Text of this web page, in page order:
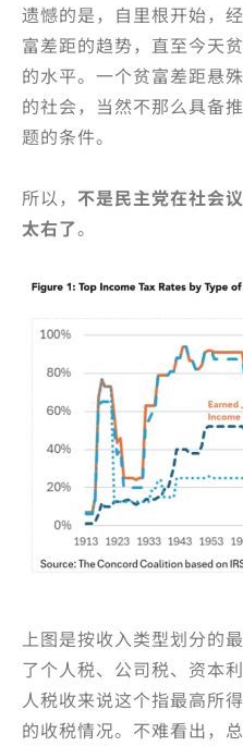
遗憾的是，自里根开始，
富差距的趋势，直至今天
的水平。一个贫富差距悬
的社会，当然不那么具备
题的条件。
所以， 不是民主党在社会
太右了。
上图是按收入类型划分的
了个人税、公司税、资本
人税收来说这个指最高所
的收税情况。不难看出，